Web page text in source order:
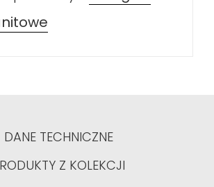
DANE TECHNICZNE
Z KOLEKCJI